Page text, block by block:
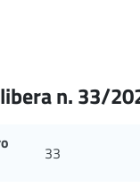
n. 33/
33